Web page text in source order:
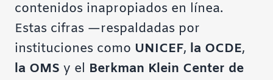
contenidos inapropiados en línea.
Estas cifras —respaldadas por
instituciones como UNICEF, la OCDE,
la OMS y el Berkman Klein Center de